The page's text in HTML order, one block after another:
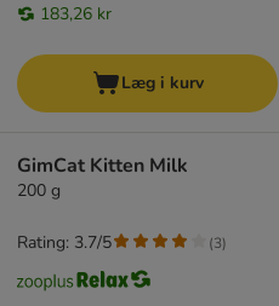
183,26 kr
Læg i kurv
GimCat Kitten Milk
200 g
Rating: 3.7/5 (3)